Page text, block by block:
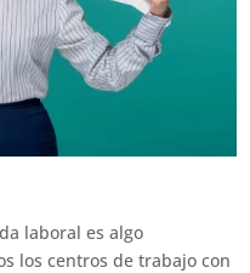
laboral es algo
los centros de trabajo con